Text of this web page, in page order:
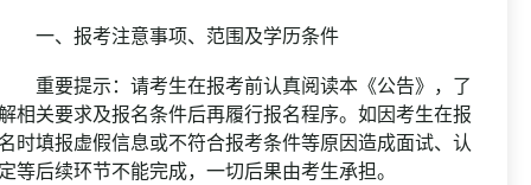
、报考注意事项、范围及学历条件
要提示：请考生在报考前认真阅读本《公告》，了
相关要求及报名条件后再履行报名程序。如因考生在报
时填报虚假信息或不符合报考条件等原因造成面试、认
等后续环节不能完成，一切后果由考生承担。